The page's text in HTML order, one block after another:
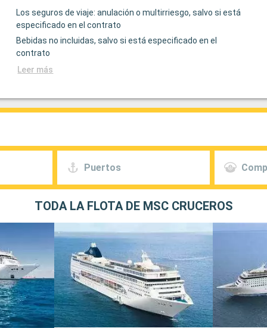
Los seguros de viaje: anulación o multirriesgo, salvo si está
especificado en el contrato
Bebidas no incluidas, salvo si está especificado en el
contrato
Leer más
Puertos
TODA LA FLOTA DE MSC CRUCEROS